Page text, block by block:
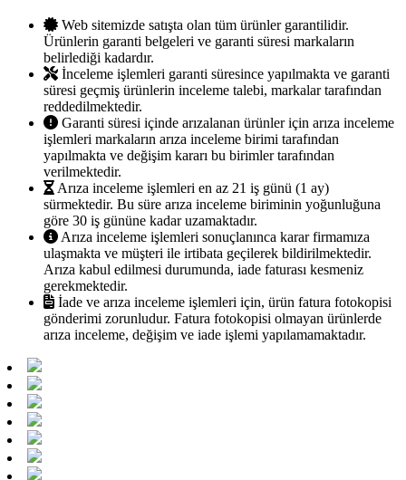
Web sitemizde satışta olan tüm ürünler garantilidir.
Ürünlerin garanti belgeleri ve garanti süresi markaların
belirlediği kadardır.
İnceleme işlemleri garanti süresince yapılmakta ve garanti
süresi geçmiş ürünlerin inceleme talebi, markalar tarafından
reddedilmektedir.
Garanti süresi içinde arızalanan ürünler için arıza inceleme
işlemleri markaların arıza inceleme birimi tarafından
yapılmakta ve değişim kararı bu birimler tarafından
verilmektedir.
Arıza inceleme işlemleri en az 21 iş günü (1 ay)
sürmektedir. Bu süre arıza inceleme biriminin yoğunluğuna
göre 30 iş gününe kadar uzamaktadır.
Arıza inceleme işlemleri sonuçlanınca karar firmamıza
ulaşmakta ve müşteri ile irtibata geçilerek bildirilmektedir.
Arıza kabul edilmesi durumunda, iade faturası kesmeniz
gerekmektedir.
İade ve arıza inceleme işlemleri için, ürün fatura fotokopisi
gönderimi zorunludur. Fatura fotokopisi olmayan ürünlerde
arıza inceleme, değişim ve iade işlemi yapılamamaktadır.